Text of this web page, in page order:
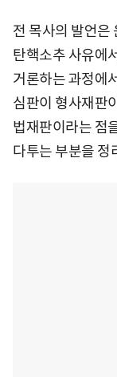
전 목사의 발언은
탄핵소추 사유에
거론하는 과정에
심판이 형사재판
법재판이라는 점
다투는 부분을 정